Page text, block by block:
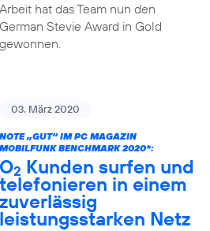
Arbeit hat das Team nun den
German Stevie Award in Gold
gewonnen.
03. März 2020
NOTE „GUT“ IM PC MAGAZIN
MOBILFUNK BENCHMARK 2020*:
O2 Kunden surfen und
telefonieren in einem
zuverlässig
leistungsstarken Netz